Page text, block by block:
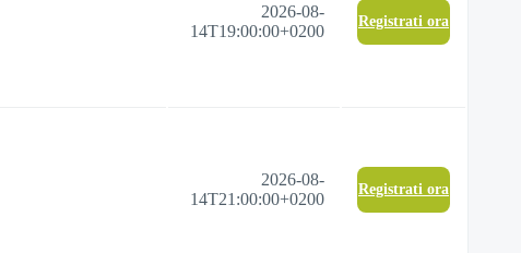
2026-08-
14T19:00:00+0200
Registrati ora
2026-08-
14T21:00:00+0200
Registrati ora